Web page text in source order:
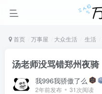
首页 万事屋 大众生活 生活
汤老师没骂错郑州夜骑
我996我骄傲了么
2年前发布 31次阅读